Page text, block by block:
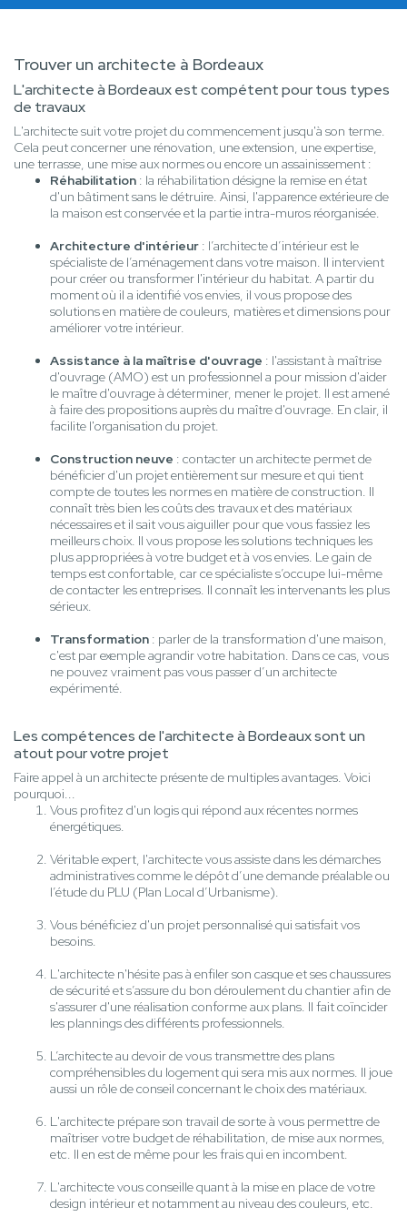
Trouver un architecte à Bordeaux
L'architecte à Bordeaux est compétent pour tous types
de travaux
L'architecte suit votre projet du commencement jusqu'à son terme.
Cela peut concerner une rénovation, une extension, une expertise,
une terrasse, une mise aux normes ou encore un assainissement :
Réhabilitation : la réhabilitation désigne la remise en état
d'un bâtiment sans le détruire. Ainsi, l'apparence extérieure de
la maison est conservée et la partie intra-muros réorganisée.
Architecture d'intérieur : l’architecte d’intérieur est le
spécialiste de l’aménagement dans votre maison. Il intervient
pour créer ou transformer l'intérieur du habitat. A partir du
moment où il a identifié vos envies, il vous propose des
solutions en matière de couleurs, matières et dimensions pour
améliorer votre intérieur.
Assistance à la maîtrise d'ouvrage : l'assistant à maîtrise
d'ouvrage (AMO) est un professionnel a pour mission d'aider
le maître d'ouvrage à déterminer, mener le projet. Il est amené
à faire des propositions auprès du maître d'ouvrage. En clair, il
facilite l'organisation du projet.
Construction neuve : contacter un architecte permet de
bénéficier d'un projet entièrement sur mesure et qui tient
compte de toutes les normes en matière de construction. Il
connaît très bien les coûts des travaux et des matériaux
nécessaires et il sait vous aiguiller pour que vous fassiez les
meilleurs choix. Il vous propose les solutions techniques les
plus appropriées à votre budget et à vos envies. Le gain de
temps est confortable, car ce spécialiste s’occupe lui-même
de contacter les entreprises. Il connaît les intervenants les plus
sérieux.
Transformation : parler de la transformation d'une maison,
c'est par exemple agrandir votre habitation. Dans ce cas, vous
ne pouvez vraiment pas vous passer d’un architecte
expérimenté.
Les compétences de l'architecte à Bordeaux sont un
atout pour votre projet
Faire appel à un architecte présente de multiples avantages. Voici
pourquoi...
Vous profitez d'un logis qui répond aux récentes normes
énergétiques.
Véritable expert, l'architecte vous assiste dans les démarches
administratives comme le dépôt d’une demande préalable ou
l’étude du PLU (Plan Local d’Urbanisme).
Vous bénéficiez d'un projet personnalisé qui satisfait vos
besoins.
L'architecte n'hésite pas à enfiler son casque et ses chaussures
de sécurité et s’assure du bon déroulement du chantier afin de
s'assurer d'une réalisation conforme aux plans. Il fait coïncider
les plannings des différents professionnels.
L’architecte au devoir de vous transmettre des plans
compréhensibles du logement qui sera mis aux normes. Il joue
aussi un rôle de conseil concernant le choix des matériaux.
L'architecte prépare son travail de sorte à vous permettre de
maîtriser votre budget de réhabilitation, de mise aux normes,
etc. Il en est de même pour les frais qui en incombent.
L'architecte vous conseille quant à la mise en place de votre
design intérieur et notamment au niveau des couleurs, etc.